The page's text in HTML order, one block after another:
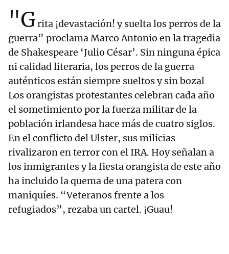
"Grita ¡devastación! y suelta los perros de la
guerra” proclama Marco Antonio en la tragedia
de Shakespeare ‘Julio César’. Sin ninguna épica
ni calidad literaria, los perros de la guerra
auténticos están siempre sueltos y sin bozal
Los orangistas protestantes celebran cada año
el sometimiento por la fuerza militar de la
población irlandesa hace más de cuatro siglos.
En el conflicto del Ulster, sus milicias
rivalizaron en terror con el IRA. Hoy señalan a
los inmigrantes y la fiesta orangista de este año
ha incluido la quema de una patera con
maniquíes. “Veteranos frente a los
refugiados”, rezaba un cartel. ¡Guau!